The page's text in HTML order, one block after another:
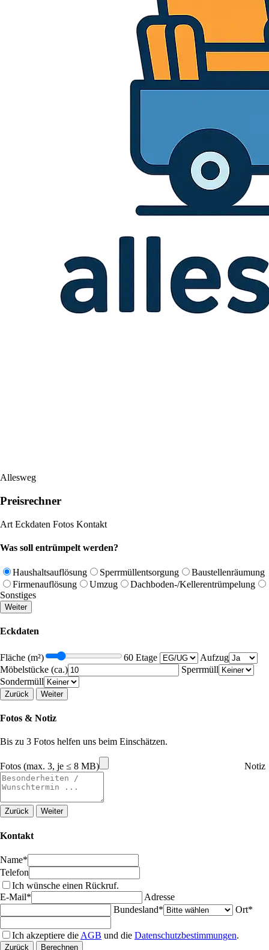
Allesweg
Preisrechner
Art Eckdaten Fotos Kontakt
Was soll entrümpelt werden?
Haushaltsauflösung Sperrmüllentsorgung
Baustellenräumung
Firmenauflösung
Umzug
Dachboden-/Kellerentrümpelung
Sonstiges
Weiter
Eckdaten
Fläche (m²) 60 Etage
Aufzug
Möbelstücke (ca.)
Sperrmüll
Sondermüll
Zurück Weiter
Fotos & Notiz
Bis zu 3 Fotos helfen uns beim Einschätzen.
Fotos (max. 3, je ≤ 8 MB) Notiz
Zurück Weiter
Kontakt
Name*
Telefon
Ich wünsche einen Rückruf.
E-Mail*
Adresse
Bundesland*
Ort*
Ich akzeptiere die AGB und die Datenschutzbestimmungen.
Zurück Berechnen